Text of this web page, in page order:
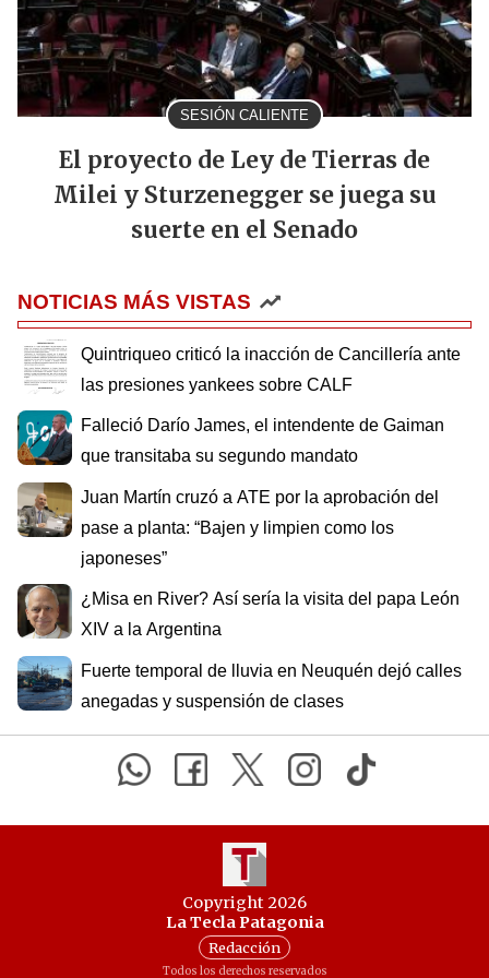
SESIÓN CALIENTE
El proyecto de Ley de Tierras de
Milei y Sturzenegger se juega su
suerte en el Senado
NOTICIAS MÁS VISTAS
Quintriqueo criticó la inacción de Cancillería ante
las presiones yankees sobre CALF
Falleció Darío James, el intendente de Gaiman
que transitaba su segundo mandato
Juan Martín cruzó a ATE por la aprobación del
pase a planta: “Bajen y limpien como los
japoneses”
¿Misa en River? Así sería la visita del papa León
XIV a la Argentina
Fuerte temporal de lluvia en Neuquén dejó calles
anegadas y suspensión de clases
Copyright 2026
La Tecla Patagonia
Redacción
Todos los derechos reservados